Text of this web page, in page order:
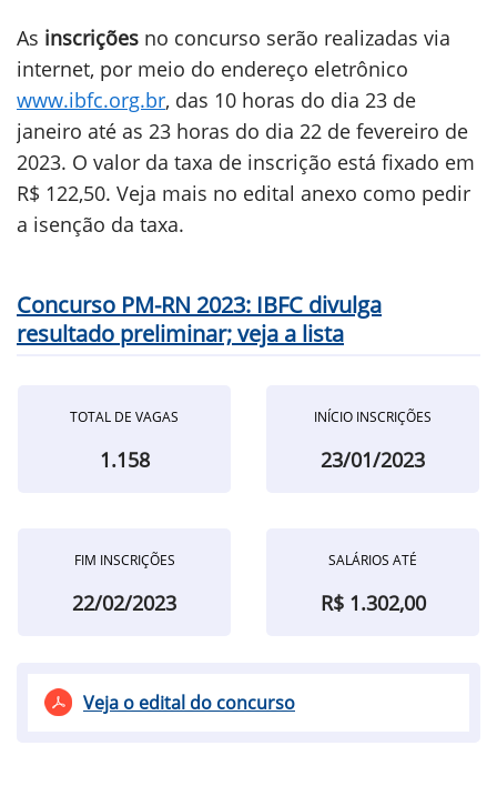
As inscrições no concurso serão realizadas via
internet, por meio do endereço eletrônico
www.ibfc.org.br, das 10 horas do dia 23 de
janeiro até as 23 horas do dia 22 de fevereiro de
2023. O valor da taxa de inscrição está fixado em
R$ 122,50. Veja mais no edital anexo como pedir
a isenção da taxa.
Concurso PM-RN 2023: IBFC divulga
resultado preliminar; veja a lista
TOTAL DE VAGAS
1.158
INÍCIO INSCRIÇÕES
23/01/2023
FIM INSCRIÇÕES
22/02/2023
SALÁRIOS ATÉ
R$ 1.302,00
Veja o edital do concurso